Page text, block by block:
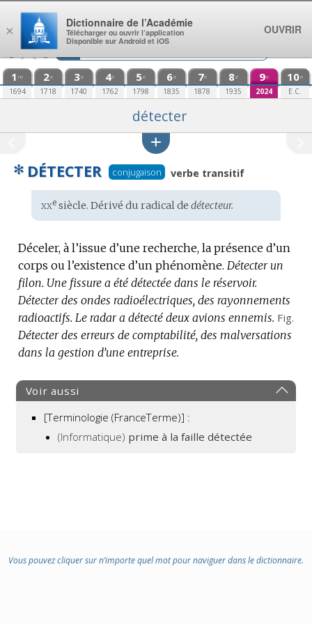
Aller au contenu
1 re
1694
2e
1718
3e
1740
4e
1762
5e
1798
6e
1835
7e
1878
8e
1935
9e
2024
10e
E.C.
détecter
✻ DÉTECTER conjugaison verbe transitif
Étymologie
:
xxesiècle. Dérivé du radical de détecteur.
Déceler, à l’issue d’une recherche, la présence d’un
corps ou l’existence d’un phénomène. Détecter un
filon. Une fissure a été détectée dans le réservoir.
Détecter des ondes radioélectriques, des rayonnements
radioactifs. Le radar a détecté deux avions ennemis. Fig.
Détecter des erreurs de comptabilité, des malversations
dans la gestion d’une entreprise.
Voir aussi
[Terminologie (FranceTerme)] :
(Informatique) prime à la faille détectée
Vous pouvez cliquer sur n’importe quel mot pour naviguer dans le dictionnaire.
×
Dictionnaire de l’Académie
Télécharger ou ouvrir l’application
Disponible sur Android et iOS
OUVRIR